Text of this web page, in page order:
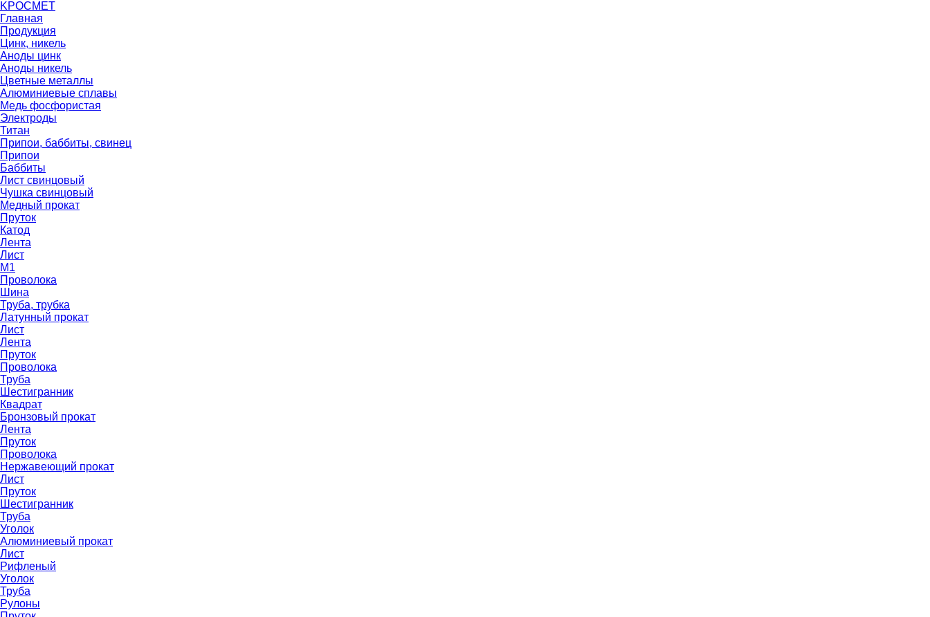
KРОСМ ЕТ
Главная
Продукция
Цинк, никель
Аноды цинк
Аноды никель
Цветные металлы
Алюминиевые сплавы
Медь фосфористая
Электроды
Титан
Припои, баббиты, свинец
Припои
Баббиты
Лист свинцовый
Чушка свинцовый
Медный прокат
Пруток
Катод
Лента
Лист
М1
Проволока
Шина
Труба, трубка
Латунный прокат
Лист
Лента
Пруток
Проволока
Труба
Шестигранник
Квадрат
Бронзовый прокат
Лента
Пруток
Проволока
Нержавеющий прокат
Лист
Пруток
Шестигранник
Труба
Уголок
Алюминиевый прокат
Лист
Рифленый
Уголок
Труба
Рулоны